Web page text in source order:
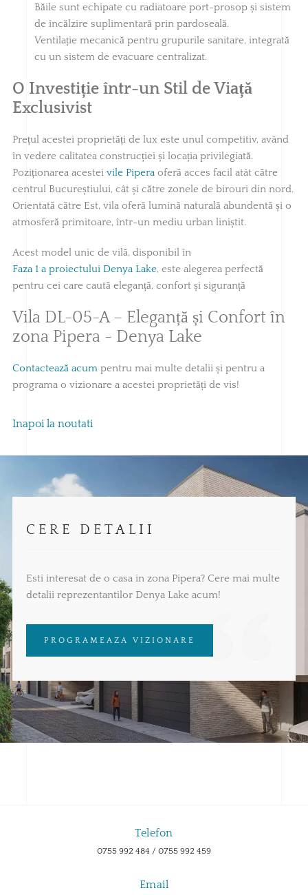
Băile sunt echipate cu radiatoare port-prosop și sistem
de încălzire suplimentară prin pardoseală.
Ventilație mecanică pentru grupurile sanitare, integrată
cu un sistem de evacuare centralizat.
O Investiție într-un Stil de Viață
Exclusivist
Prețul acestei proprietăți de lux este unul competitiv, având
în vedere calitatea construcției și locația privilegiată.
Poziționarea acestei vile Piperaoferă acces facil atât către
centrul Bucureștiului, cât și către zonele de birouri din nord.
Orientată către Est, vila oferă lumină naturală abundentă și o
atmosferă primitoare, într-un mediu urban liniștit.
Acest model unic de vilă, disponibil în
Faza 1 a proiectului Denya Lake, este alegerea perfectă
pentru cei care caută eleganță, confort și siguranță
Vila DL-05-A – Eleganță și Confort în
zona Pipera - Denya Lake
Contactează acumpentru mai multe detalii și pentru a
programa o vizionare a acestei proprietăți de vis!
Inapoi la noutati
CERE DETALII
Esti interesat de o casa in zona Pipera? Cere mai multe
detalii reprezentantilor Denya Lake acum!
PROGRAMEAZA VIZIONARE
Telefon
0755 992 484 / 0755 992 459
Email